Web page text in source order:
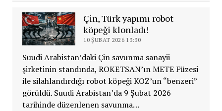
Çin, Türk yapımı robot
köpeği klonladı!
10 ŞUBAT 2026 13:30
Suudi Arabistan’daki Çin savunma sanayii
şirketinin standında, ROKETSAN’ın METE Füzesi
ile silahlandırdığı robot köpeği KOZ’un “benzeri”
görüldü. Suudi Arabistan’da 9 Şubat 2026
tarihinde düzenlenen savunma…